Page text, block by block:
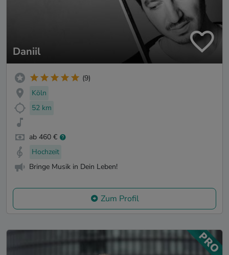
Daniil
(9)
Köln
52 km
ab 460 €
Hochzeit
Bringe Musik in Dein Leben!
Zum Profil